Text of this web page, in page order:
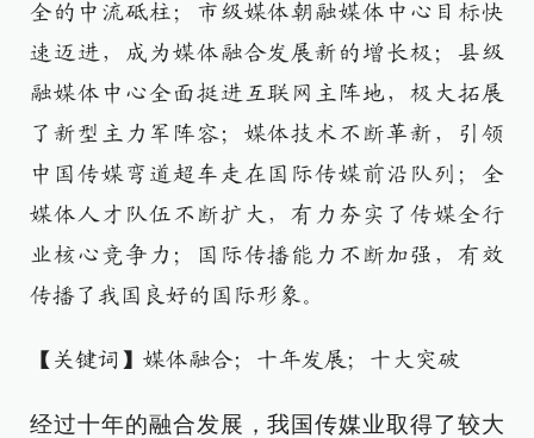
全的中流砥柱；市级媒体朝融媒体中心目标快
速迈进，成为媒体融合发展新的增长极；县级
融媒体中心全面挺进互联网主阵地，极大拓展
了新型主力军阵容；媒体技术不断革新，引领
中国传媒弯道超车走在国际传媒前沿队列；全
媒体人才队伍不断扩大，有力夯实了传媒全行
业核心竞争力；国际传播能力不断加强，有效
传播了我国良好的国际形象。
【关键词】媒体融合；十年发展；十大突破
经过十年的融合发展，我国传媒业取得了较大